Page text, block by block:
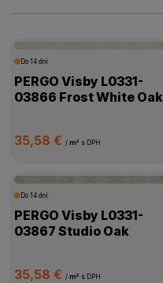
Do 14 dní
PERGO Visby L0331-
03866 Frost White Oak
35,58 €/ m² s DPH
Do 14 dní
PERGO Visby L0331-
03867 Studio Oak
35,58 €/ m² s DPH